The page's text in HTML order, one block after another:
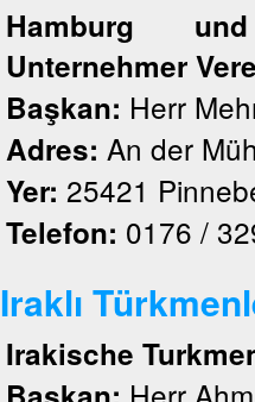
Hamburg und
Unternehmer
Başkan: Herr
Adres: An der
Yer: 25421
Telefon: 0176 /
Iraklı
Irakische